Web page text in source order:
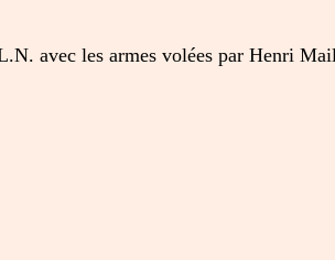
avec les armes volées par Henri